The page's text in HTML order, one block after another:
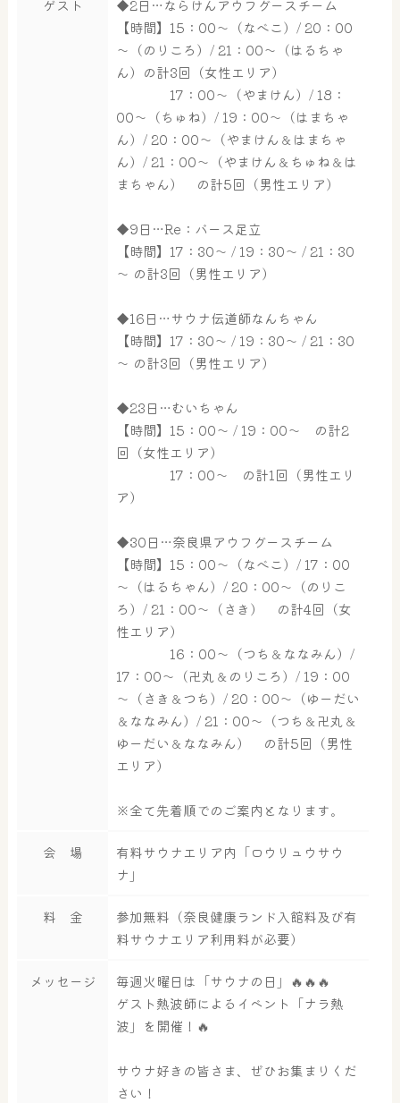
サウナ・岩盤浴
屋内レジャープール グルメ
奈良わんぱくランド
ボディケア
その他施設 ご宿泊
ゲスト
◆2日…ならけんアウフグースチーム
【時間】15：00～（なべこ）/ 20：00
～（のりころ）/ 21：00～（はるちゃ
ん）の計3回（女性エリア）
17：00～（やまけん）/ 18：
00～（ちゅね）/ 19：00～（はまちゃ
ん）/ 20：00～（やまけん＆はまちゃ
ん）/ 21：00～（やまけん＆ちゅね＆は
まちゃん） の計5回（男性エリア）
◆9日…Re：バース足立
【時間】17：30～ / 19：30～ / 21：30
～ の計3回（男性エリア）
◆16日…サウナ伝道師なんちゃん
【時間】17：30～ / 19：30～ / 21：30
～ の計3回（男性エリア）
◆23日…むいちゃん
【時間】15：00～ / 19：00～ の計2
回（女性エリア）
17：00～ の計1回（男性エリ
ア）
◆30日…奈良県アウフグースチーム
【時間】15：00～（なべこ）/ 17：00
～（はるちゃん）/ 20：00～（のりこ
ろ）/ 21：00～（さき） の計4回（女
性エリア）
16：00～（つち＆ななみん）/
17：00～（卍丸＆のりころ）/ 19：00
～（さき＆つち）/ 20：00～（ゆーだい
＆ななみん）/ 21：00～（つち＆卍丸＆
ゆーだい＆ななみん） の計5回（男性
エリア）
※全て先着順でのご案内となります。
会 場
有料サウナエリア内「ロウリュウサウ
ナ」
料 金
参加無料（奈良健康ランド入館料及び有
料サウナエリア利用料が必要）
メッセージ
毎週火曜日は「サウナの日」🔥🔥🔥
ゲスト熱波師によるイベント「ナラ熱
波」を開催！🔥
サウナ好きの皆さま、ぜひお集まりくだ
さい！